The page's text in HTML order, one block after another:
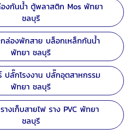
งกันน้ำ ตู้พลาสติก Mos พัทยา
ชลบุรี
ล่องพักสาย บล็อกเหล็กกันน้ำ
พัทยา ชลบุรี
ปลั๊กโรงงาน ปลั๊กอุตสาหกรรม
พัทยา ชลบุรี
างเก็บสายไฟ ราง PVC พัทยา
ชลบุรี